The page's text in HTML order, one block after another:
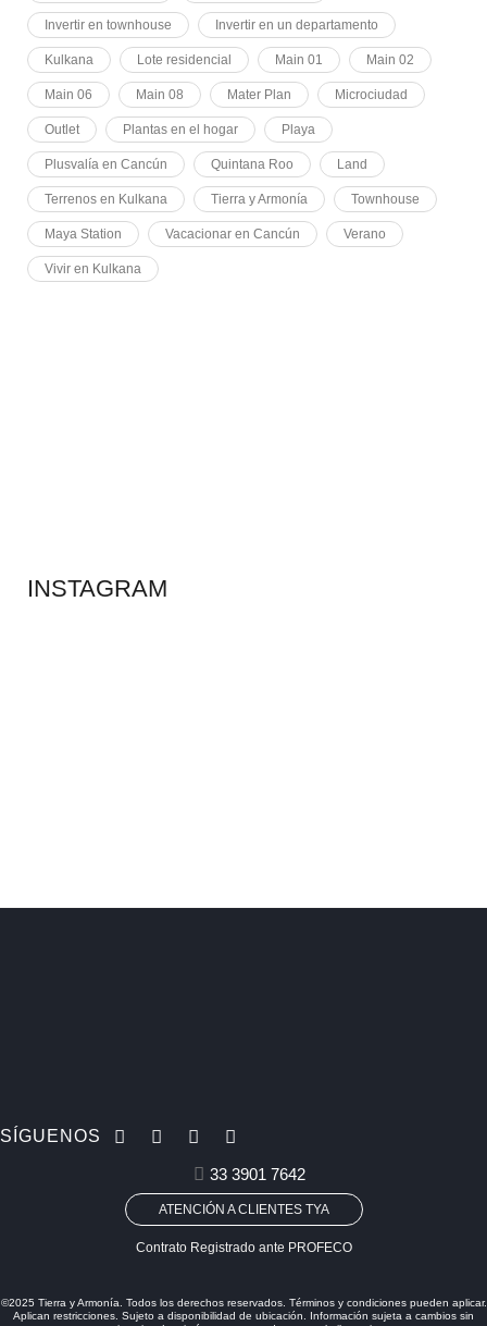
Invertir en townhouse Invertir en un departamento
Kulkana Lote residencial Main 01 Main 02
Main 06 Main 08 Mater Plan Microciudad
Outlet Plantas en el hogar Playa
Plusvalía en Cancún Quintana Roo Land
Terrenos en Kulkana Tierra y Armonía Townhouse
Maya Station Vacacionar en Cancún Verano
Vivir en Kulkana
INSTAGRAM
SÍGUENOS
33 3901 7642
ATENCIÓN A CLIENTES TYA
Contrato Registrado ante PROFECO
©2025 Tierra y Armonía. Todos los derechos reservados. Términos y condiciones pueden aplicar.
Aplican restricciones. Sujeto a disponibilidad de ubicación. Información sujeta a cambios sin